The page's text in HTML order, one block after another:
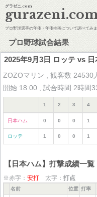
グラゼニ.com
プロ野球選手の年俸・年俸推移について調べてみま
プロ野球試合結果
2025年9月3日 ロッテ vs
ZOZOマリン , 観客数 24530
開始 18:00 , 試合時間 2時間
1 2 3 4
日本ハム 0 0 0 1
ロッテ 1 0 0 1
【日本ハム】打撃成績一覧
※赤字： 安打 太字： 打点
名前 位置 打率